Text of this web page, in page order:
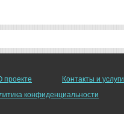
проекте
Контакты и услуги
конфиденциальности